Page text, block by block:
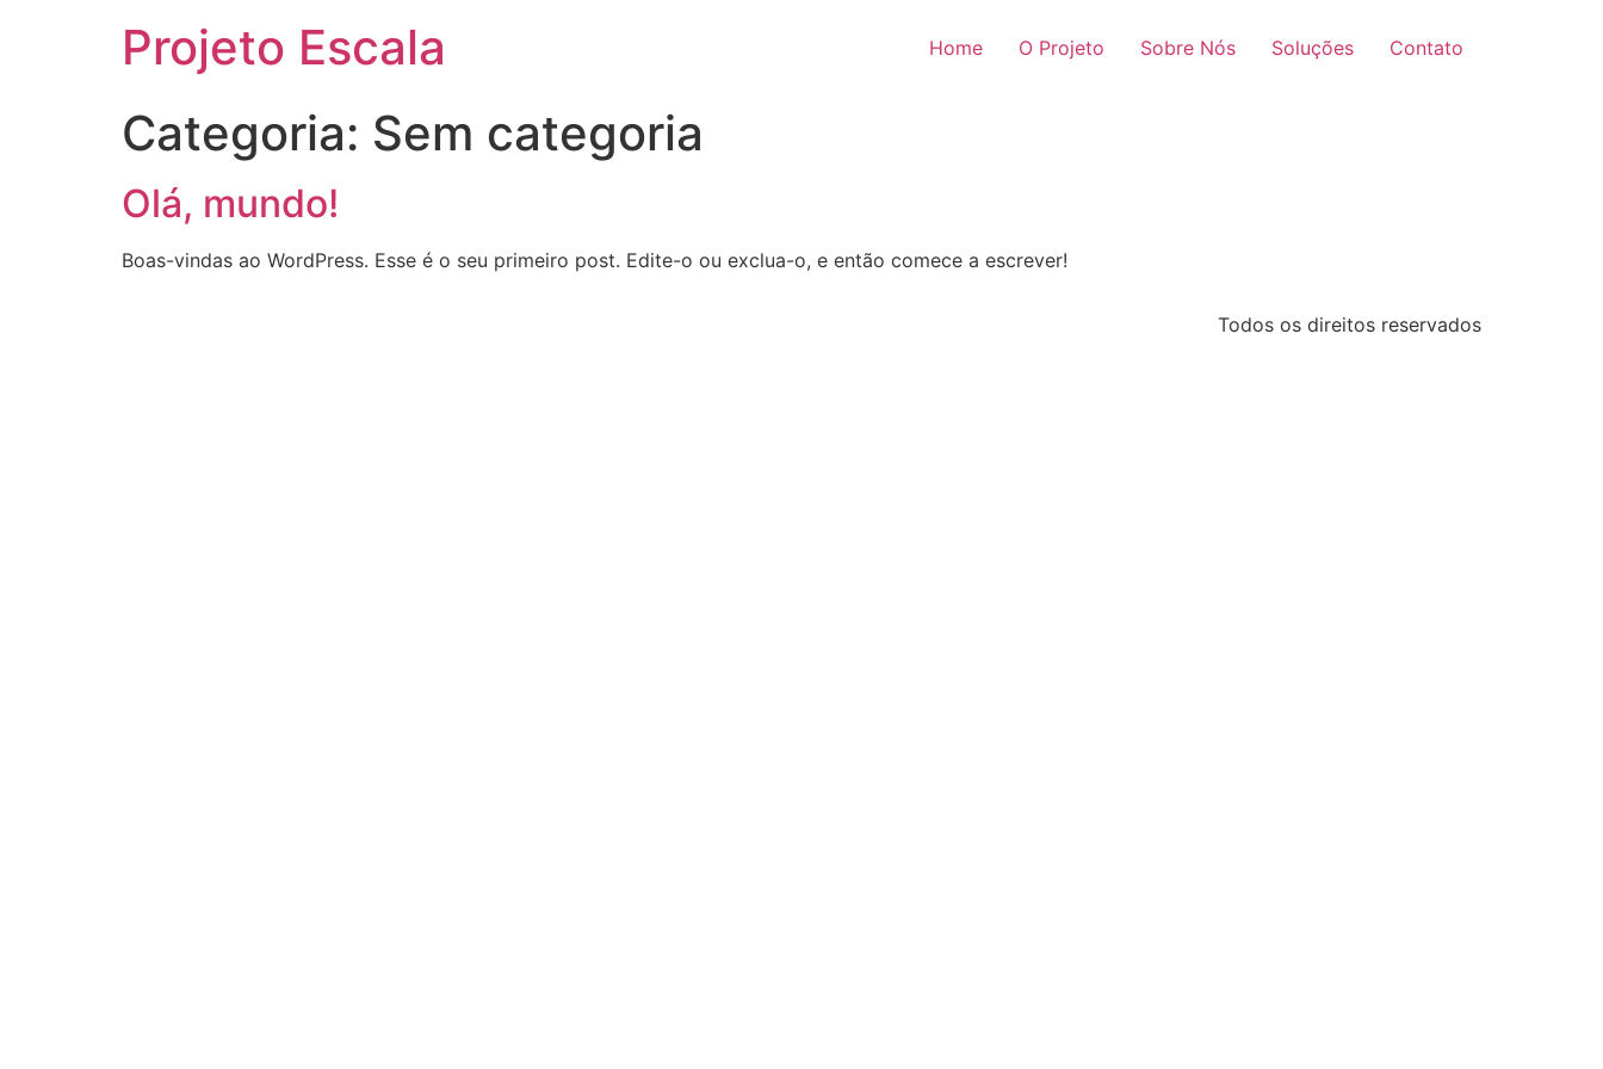
Projeto Escala Home O Projeto Sobre Nós Soluções Contato
Categoria: Sem categoria
Olá, mundo!
Boas-vindas ao WordPress. Esse é o seu primeiro post. Edite-o ou exclua-o, e então comece a escrever!
Todos os direitos reservados